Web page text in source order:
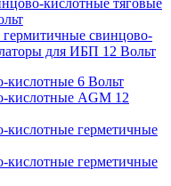
кислотные тяговые
свинцово-
для ИБП 12 Вольт
кислотные 6 Вольт
кислотные AGM 12
кислотные герметичные
кислотные герметичные